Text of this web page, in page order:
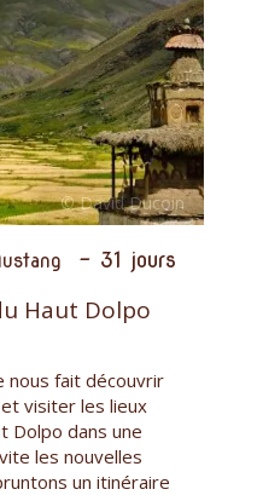
- 31 jours
Haut Dolpo
nous fait découvrir
visiter les lieux
Dolpo dans une
les nouvelles
un itinéraire